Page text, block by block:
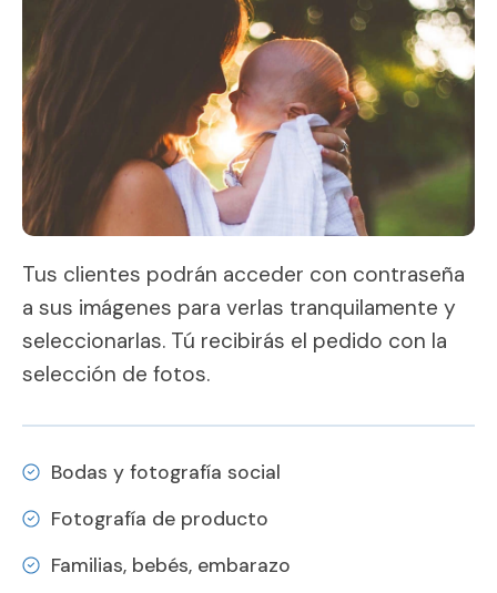
Tus clientes podrán acceder con contraseña
a sus imágenes para verlas tranquilamente y
seleccionarlas. Tú recibirás el pedido con la
selección de fotos.
Bodas y fotografía social
Fotografía de producto
Familias, bebés, embarazo